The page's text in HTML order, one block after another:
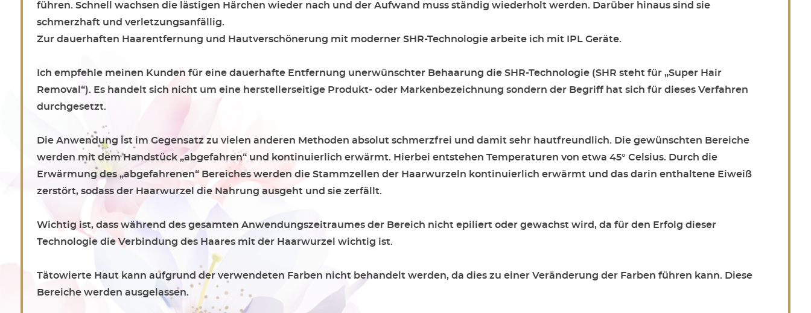
führen. Schnell wachsen die lästigen Härchen wieder nach und der Aufwand muss ständig wiederholt werden. Darüber hinaus sind sie
schmerzhaft und verletzungsanfällig.
Zur dauerhaften Haarentfernung und Hautverschönerung mit moderner SHR-Technologie arbeite ich mit IPL Geräte.
Ich empfehle meinen Kunden für eine dauerhafte Entfernung unerwünschter Behaarung die SHR-Technologie (SHR steht für „Super Hair
Removal“). Es handelt sich nicht um eine herstellerseitige Produkt- oder Markenbezeichnung sondern der Begriff hat sich für dieses Verfahren
durchgesetzt.
Die Anwendung ist im Gegensatz zu vielen anderen Methoden absolut schmerzfrei und damit sehr hautfreundlich. Die gewünschten Bereiche
werden mit dem Handstück „abgefahren“ und kontinuierlich erwärmt. Hierbei entstehen Temperaturen von etwa 45° Celsius. Durch die
Erwärmung des „abgefahrenen“ Bereiches werden die Stammzellen der Haarwurzeln kontinuierlich erwärmt und das darin enthaltene Eiweiß
zerstört, sodass der Haarwurzel die Nahrung ausgeht und sie zerfällt.
Wichtig ist, dass während des gesamten Anwendungszeitraumes der Bereich nicht epiliert oder gewachst wird, da für den Erfolg dieser
Technologie die Verbindung des Haares mit der Haarwurzel wichtig ist.
Tätowierte Haut kann aufgrund der verwendeten Farben nicht behandelt werden, da dies zu einer Veränderung der Farben führen kann. Diese
Bereiche werden ausgelassen.